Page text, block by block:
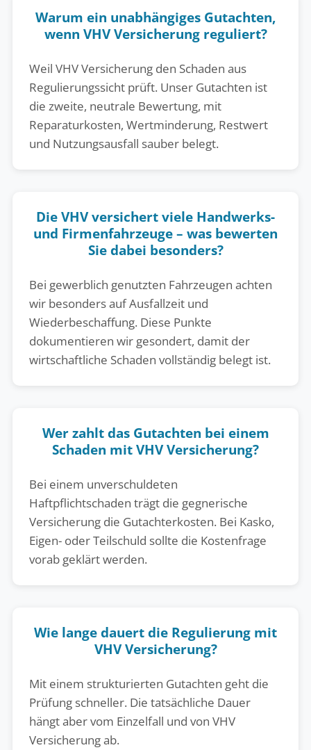
Warum ein unabhängiges Gutachten,
wenn VHV Versicherung reguliert?
Weil VHV Versicherung den Schaden aus
Regulierungssicht prüft. Unser Gutachten ist
die zweite, neutrale Bewertung, mit
Reparaturkosten, Wertminderung, Restwert
und Nutzungsausfall sauber belegt.
Die VHV versichert viele Handwerks-
und Firmenfahrzeuge – was bewerten
Sie dabei besonders?
Bei gewerblich genutzten Fahrzeugen achten
wir besonders auf Ausfallzeit und
Wiederbeschaffung. Diese Punkte
dokumentieren wir gesondert, damit der
wirtschaftliche Schaden vollständig belegt ist.
Wer zahlt das Gutachten bei einem
Schaden mit VHV Versicherung?
Bei einem unverschuldeten
Haftpflichtschaden trägt die gegnerische
Versicherung die Gutachterkosten. Bei Kasko,
Eigen- oder Teilschuld sollte die Kostenfrage
vorab geklärt werden.
Wie lange dauert die Regulierung mit
VHV Versicherung?
Mit einem strukturierten Gutachten geht die
Prüfung schneller. Die tatsächliche Dauer
hängt aber vom Einzelfall und von VHV
Versicherung ab.